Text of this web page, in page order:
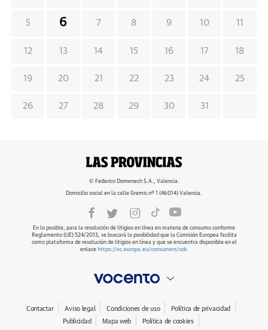
5 6 7 8 9 10 11
12 13 14 15 16 17 18
19 20 21 22 23 24 25
26 27 28 29 30 31
© Federico Domenech S.A., Valencia.
Domicilio social en la calle Gremis nº 1 (46014) Valencia.
En lo posible, para la resolución de litigios en línea en materia de consumo conforme
Reglamento (UE) 524/2013, se buscará la posibilidad que la Comisión Europea facilita
como plataforma de resolución de litigios en línea y que se encuentra disponible en el
enlace https://ec.europa.eu/consumers/odr.
Contactar Aviso legal Condiciones de uso
Política de privacidad
Publicidad
Mapa web Política de cookies